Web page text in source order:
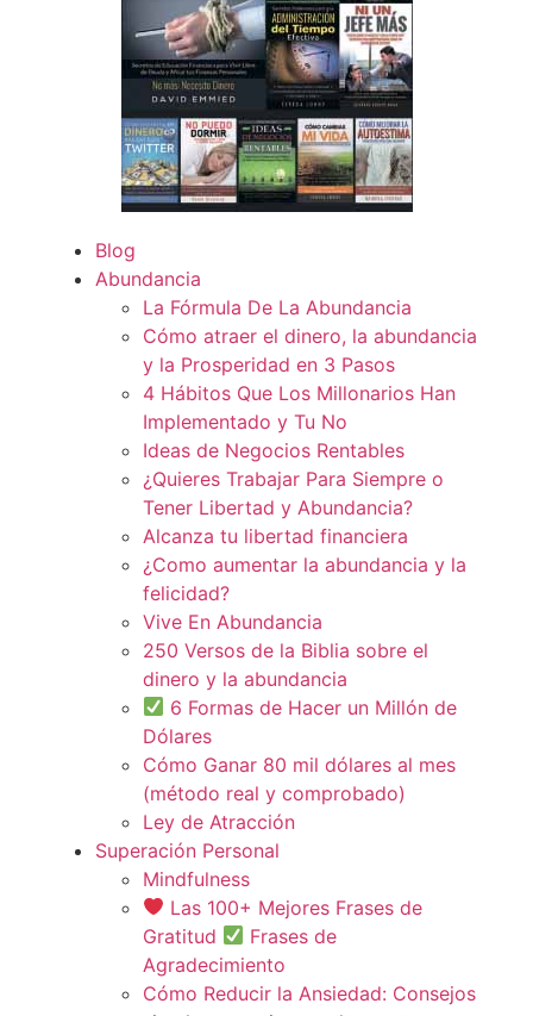
Blog
Abundancia
La Fórmula De La Abundancia
Cómo atraer el dinero, la abundancia
y la Prosperidad en 3 Pasos
4 Hábitos Que Los Millonarios Han
Implementado y Tu No
Ideas de Negocios Rentables
¿Quieres Trabajar Para Siempre o
Tener Libertad y Abundancia?
Alcanza tu libertad financiera
¿Como aumentar la abundancia y la
felicidad?
Vive En Abundancia
250 Versos de la Biblia sobre el
dinero y la abundancia
6 Formas de Hacer un Millón de
Dólares
Cómo Ganar 80 mil dólares al mes
(método real y comprobado)
Ley de Atracción
Superación Personal
Mindfulness
Las 100+ Mejores Frases de
Gratitud
Frases de
Agradecimiento
Cómo Reducir la Ansiedad: Consejos